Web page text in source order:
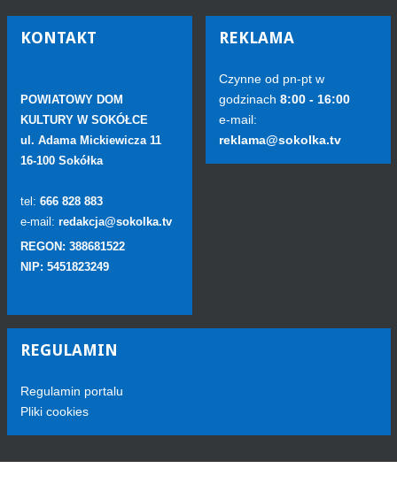
KONTAKT
POWIATOWY DOM
KULTURY W SOKÓŁCE
ul. Adama Mickiewicza 11
16-100 Sokółka
tel: 666 828 883
e-mail: redakcja@sokolka.tv
REGON: 388681522
NIP: 5451823249
REKLAMA
Czynne od pn-pt w
godzinach 8:00 - 16:00
e-mail:
reklama@sokolka.tv
REGULAMIN
Regulamin portalu
Pliki cookies